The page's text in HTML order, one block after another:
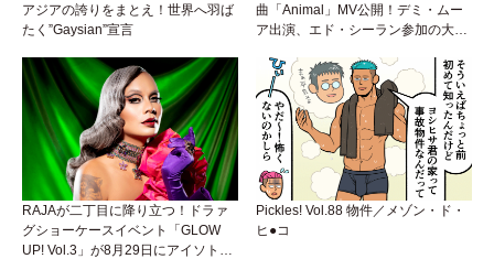
アジアの誇りをまとえ！世界へ羽ば
たく”Gaysian”宣言
曲「Animal」MV公開！デミ・ムー
ア出演、エド・シーラン参加の大胆
RAJAが二丁目に降り立つ！ドラァ
グショーケースイベント「GLOW
UP! Vol.3」が8月29日にアイソトー
Pickles! Vol.88 物件／メゾン・ド・
ヒ●コ